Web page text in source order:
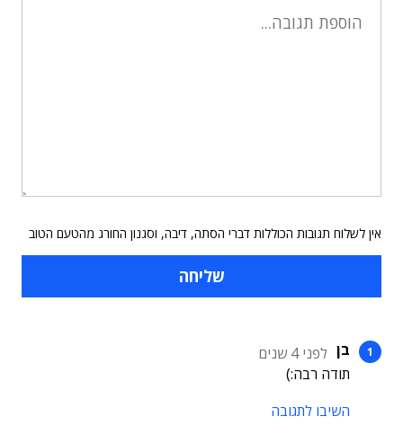
אין לשלוח תגובות הכוללות דברי הסתה, דיבה, וסגנון החורג מהטעם הטוב
בן לפני 4 שנים
תודה רבה:)
השיבו לתגובה